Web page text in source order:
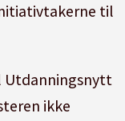
til
ikke